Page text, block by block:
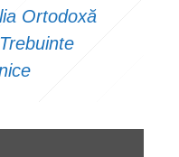
Ortodoxă